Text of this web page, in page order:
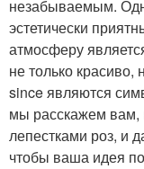
незабываемым.
эстетически
атмосферу
не только красиво,
since являются
мы расскажем вам,
лепестками роз, и
чтобы ваша идея